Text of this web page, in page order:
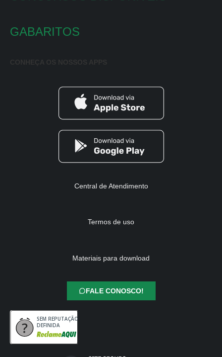
GABARITOS
CONHEÇA OS NOSSOS APPS
Central de Atendimento
Termos de uso
Materiais para download
FALE CONOSCO!
SEM REPUTAÇÃO
DEFINIDA